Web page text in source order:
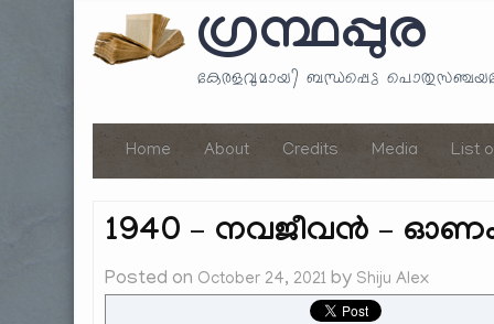
ഗ്രന്ഥപ്പുര
കേരളവുമായി ബന്ധപ്പെട്ട
Home About Credits Media List
1940 – നവജീവൻ –
Posted on October 24, 2021 by Shiju Alex